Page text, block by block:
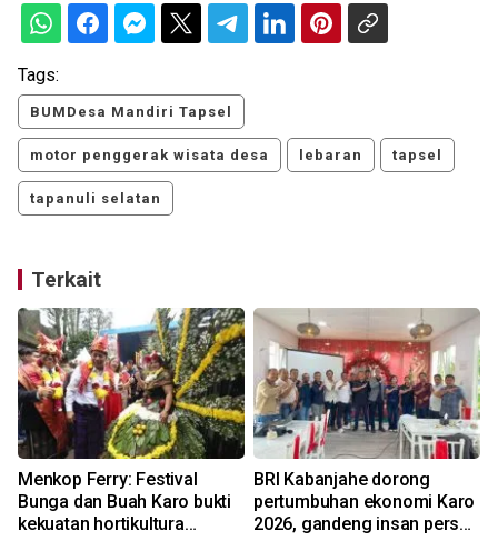
Tags:
BUMDesa Mandiri Tapsel
motor penggerak wisata desa lebaran tapsel
tapanuli selatan
Terkait
Menkop Ferry: Festival
Bunga dan Buah Karo bukti
kekuatan hortikultura
BRI Kabanjahe dorong
pertumbuhan ekonomi Karo
2026, gandeng insan pers